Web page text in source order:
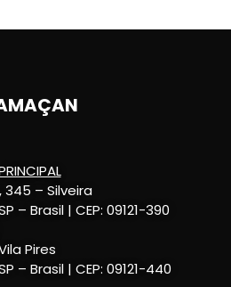
345 – Silveira
– Brasil | CEP: 09121-390
Pires
– Brasil | CEP: 09121-440